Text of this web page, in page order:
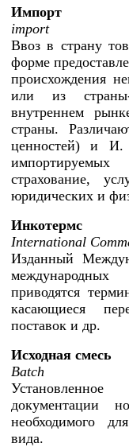
Импорт
import
Ввоз в страну
форме
происхождения
или из
внутреннем
страны.
ценностей) и И.
страхование,
юридических и
Инкотермс
International
Изданный
приводятся
касающиеся
поставок и др.
Исходная смесь
Batch
документации
необходимого
вида.